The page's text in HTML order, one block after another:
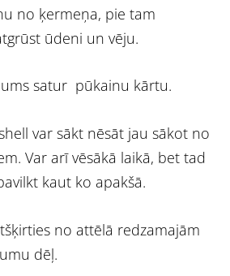
no ķermeņa, pie tam
ūdeni un vēju.
satur pūkainu kārtu.
var sākt nēsāt jau sākot no
Var arī vēsākā laikā, bet tad
kaut ko apakšā.
no attēlā redzamajām
dēļ.